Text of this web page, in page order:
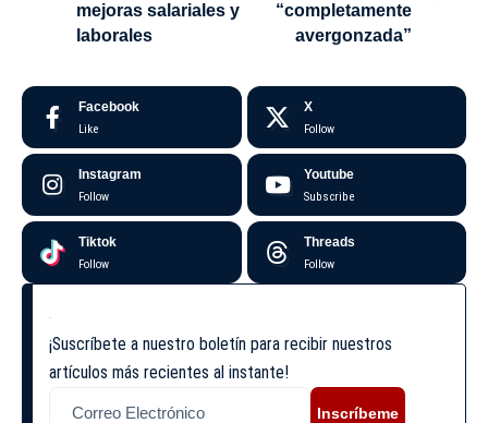
mejoras salariales y
laborales
“completamente
avergonzada”
Facebook
Like
X
Follow
Instagram
Follow
Youtube
Subscribe
Tiktok
Follow
Threads
Follow
¡Suscríbete a nuestro boletín para recibir nuestros
artículos más recientes al instante!
Inscríbeme